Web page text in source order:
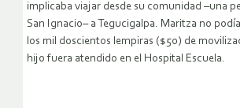
implicaba viajar desde su comunidad –una
San Ignacio– a Tegucigalpa. Maritza no
los mil doscientos lempiras ($50) de
hijo fuera atendido en el Hospital Escuela.